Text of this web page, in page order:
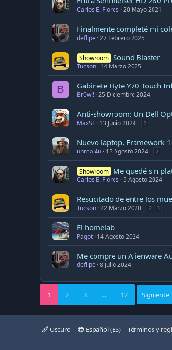
Carlos E. Flores 20 Mayo 2021
Finalmente completé mi
deflipe 27 Febrero 2025
Showroom Sound Blaster
Tucson 14 Marzo 2025
B Gabinete Hyte Y70 Touch
Br0wl! 25 Diciembre 2024
Anti-showroom: Un Dell
MaxSF 13 Junio 2024 2
Nuevo laptop, Framework
unreal4u 15 Agosto 2024 2
Showroom Me quedé sin
Carlos E. Flores 5 Agosto 2024
Resucitado de entre los
Tucson 22 Marzo 2020 2 3
El homelab
Pagot 14 Agosto 2024
Me compre un Alienware
deflipe 8 Julio 2024
1 2 3 … 12 Siguiente
Oscuro Español (ES) Términos y